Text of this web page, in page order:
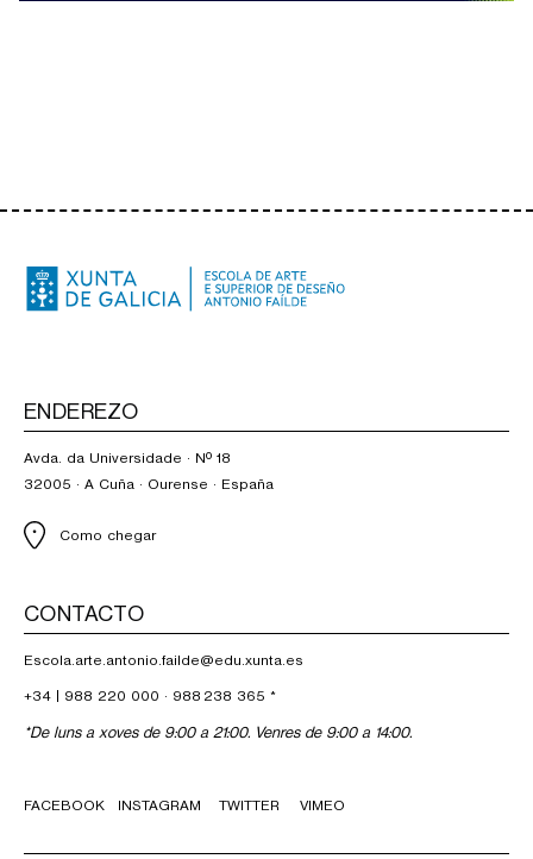
ENDEREZO
Avda. da Universidade · Nº 18
32005 · A Cuña · Ourense · España
Como chegar
CONTACTO
Escola.arte.antonio.failde@edu.xunta.es
+34 | 988 220 000 · 988 238 365 *
*De luns a xoves de 9:00 a 21:00. Venres de 9:00 a 14:00.
FACEBOOK INSTAGRAM TWITTER VIMEO